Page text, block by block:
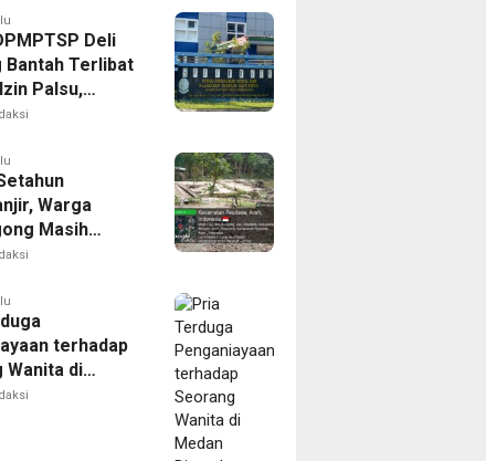
Deli
Bantah Terlibat
Palsu,
Proses
Warga
Masih
Bantuan
terhadap
Wanita di
Polisi